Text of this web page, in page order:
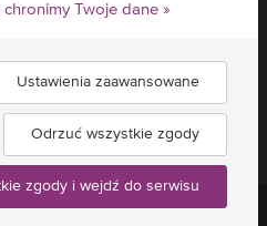
©2026
Twoje dane »
Ustawienia zaawansowane
Odrzuć wszystkie zgody
zgody i wejdź do serwisu